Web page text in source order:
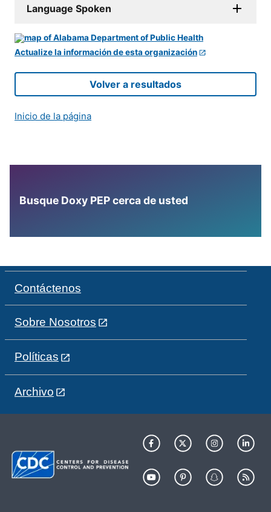
Language Spoken
Actualize la información de esta organización
Volver a resultados
Inicio de la página
Busque Doxy PEP cerca de usted
Contáctenos
Sobre Nosotros
Políticas
Archivo